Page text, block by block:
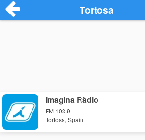
Tortosa
Imagina Ràdio
FM 103.9
Tortosa, Spain